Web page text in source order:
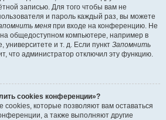
записью. Для того чтобы вам не
и пароль каждый раз, вы можете
меня при входе на конференцию. Не
общедоступном компьютере, например в
университете и т. д. Если пункт Запомнить
что администратор отключил эту функцию.
cookies конференции»?
cookies, которые позволяют вам оставаться
а также выполняют другие